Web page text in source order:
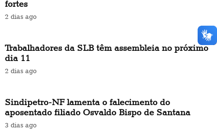
fortes
2 dias ago
Trabalhadores da SLB têm assembleia no próximo
dia 11
2 dias ago
Sindipetro-NF lamenta o falecimento do
aposentado filiado Osvaldo Bispo de Santana
3 dias ago